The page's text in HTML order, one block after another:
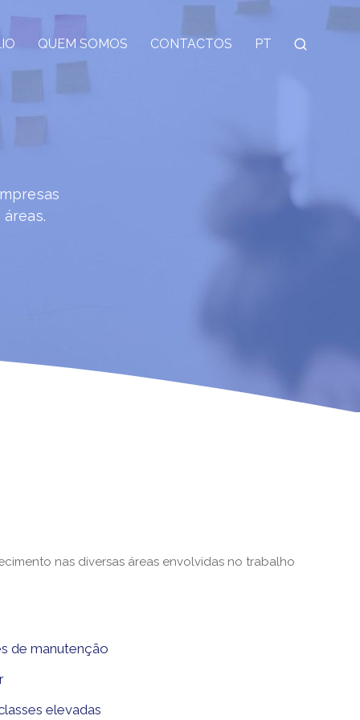
QUEM SOMOS CONTACTOS PT
nas diversas áreas envolvidas no trabalho
de manutenção
elevadas